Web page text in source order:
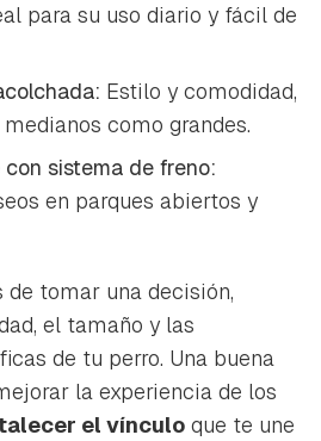
para su uso diario y fácil de
Estilo y comodidad,
como grandes.
sistema de freno:
en parques abiertos y
de tomar una decisión,
el tamaño y las
de tu perro. Una buena
la experiencia de los
el vínculo que te une